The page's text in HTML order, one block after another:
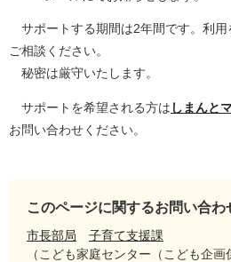
サポートする期間は2年間です。利
ご相談ください。
秘密は厳守いたします。
サポートを希望される方は しまんと
お問い合わせください。
このページに関するお問い合わ
市長部局
子育て支援課
こども家庭センター（こども企画